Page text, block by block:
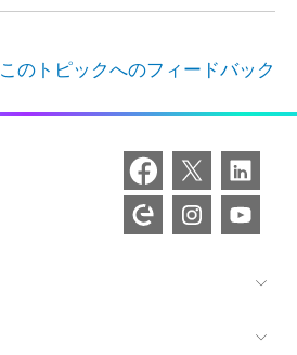
このトピックへのフィードバック